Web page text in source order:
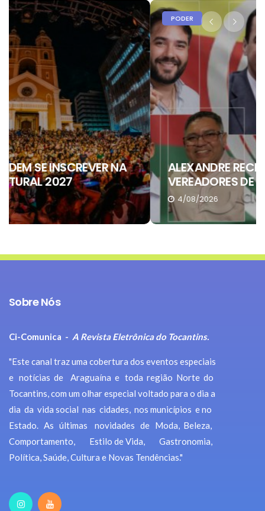
PODER
ALEXANDRE RECEBE APOIO DE SEIS
VEREADORES DE ARAGUAÍNA
4/08/2026
Sobre Nós
Ci-Comunica - A Revista Eletrônica do Tocantins.
"Este canal traz uma cobertura dos eventos especiais
e notícias de Araguaína e toda região Norte do
Tocantins, com um olhar especial voltado para o dia a
dia da vida social nas cidades, nos municípios e no
Estado. As últimas novidades de Moda, Beleza,
Comportamento, Estilo de Vida, Gastronomia,
Política, Saúde, Cultura e Novas Tendências."